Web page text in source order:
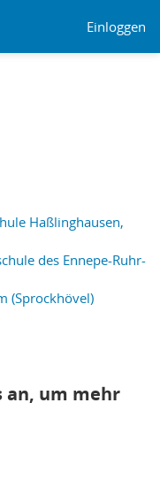
Einloggen
Haßlinghausen,
des Ennepe-Ruhr-
(Sprockhövel)
an, um mehr